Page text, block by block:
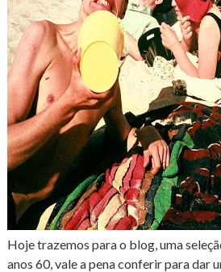
Hoje trazemos para o blog, uma
anos 60, vale a pena conferir para dar